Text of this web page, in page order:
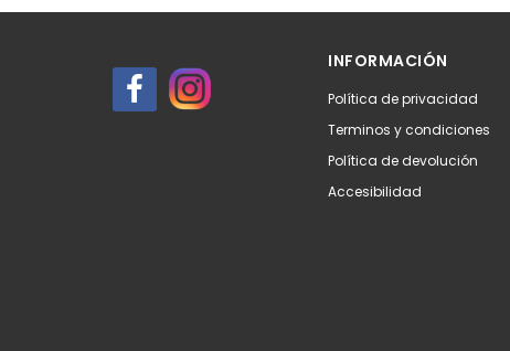
INFORMACIÓN
Política de privacidad
Terminos y condiciones
Política de devolución
Accesibilidad